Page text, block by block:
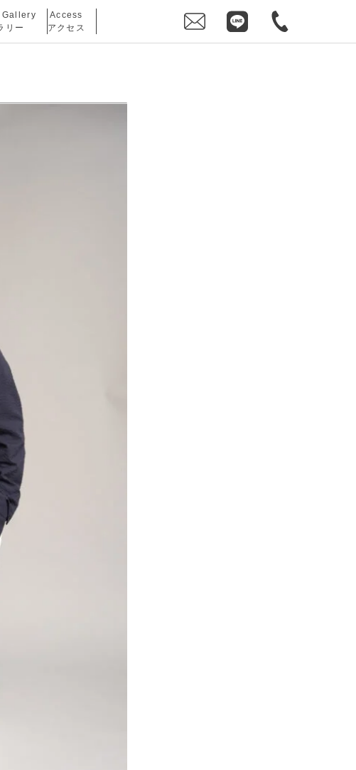
リー
Access
アクセス